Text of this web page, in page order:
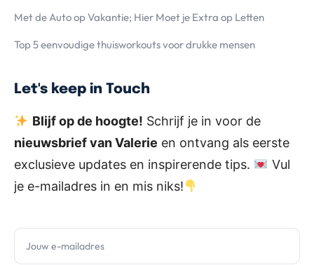
Met de Auto op Vakantie; Hier Moet je Extra op Letten
Top 5 eenvoudige thuisworkouts voor drukke mensen
Let's keep in Touch
Blijf op de hoogte! Schrijf je in voor de
nieuwsbrief van Valerie en ontvang als eerste
exclusieve updates en inspirerende tips.
Vul
je e-mailadres in en mis niks!